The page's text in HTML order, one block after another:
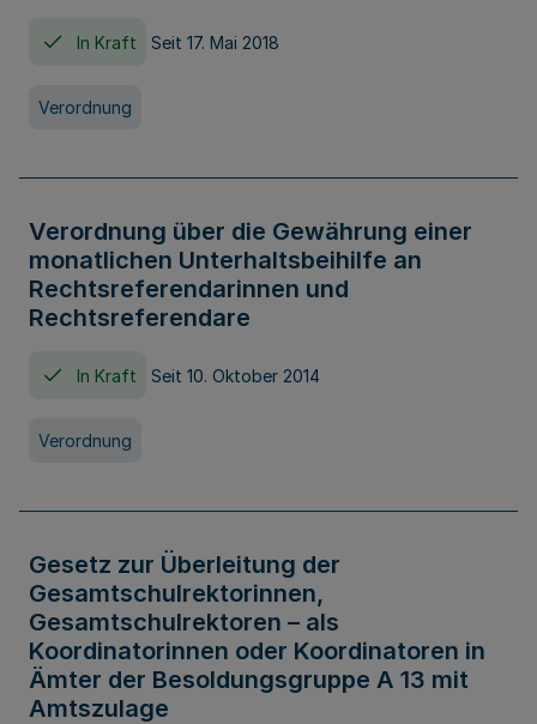
In Kraft Seit 17. Mai 2018
Verordnung
Verordnung über die Gewährung einer
monatlichen Unterhaltsbeihilfe an
Rechtsreferendarinnen und
Rechtsreferendare
In Kraft Seit 10. Oktober 2014
Verordnung
Gesetz zur Überleitung der
Gesamtschulrektorinnen,
Gesamtschulrektoren – als
Koordinatorinnen oder Koordinatoren in
Ämter der Besoldungsgruppe A 13 mit
Amtszulage